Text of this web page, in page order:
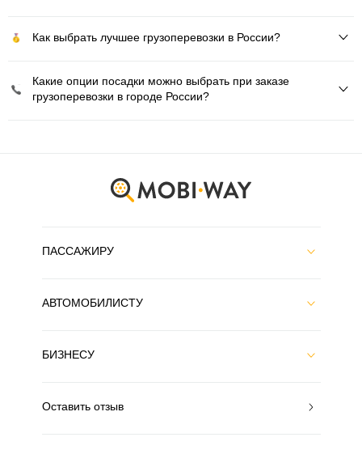
Как выбрать лучшее грузоперевозки в России?
Какие опции посадки можно выбрать при заказе
грузоперевозки в городе России?
ПАССАЖИРУ
АВТОМОБИЛИСТУ
БИЗНЕСУ
Оставить отзыв